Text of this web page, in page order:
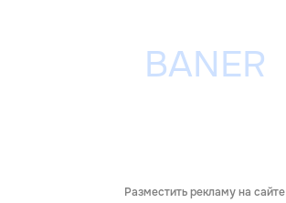
Разместить рекламу на сайте